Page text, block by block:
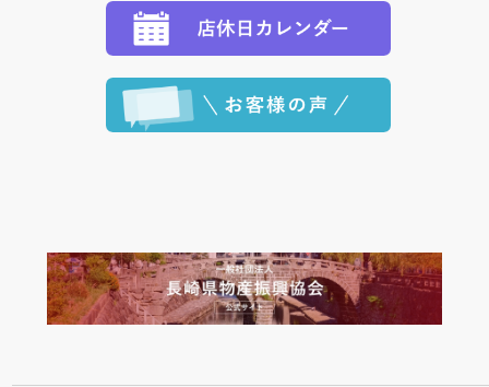
程に合わせてお届けいたします。）